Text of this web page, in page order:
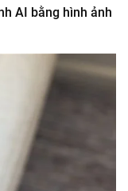
AI bằng hình ảnh